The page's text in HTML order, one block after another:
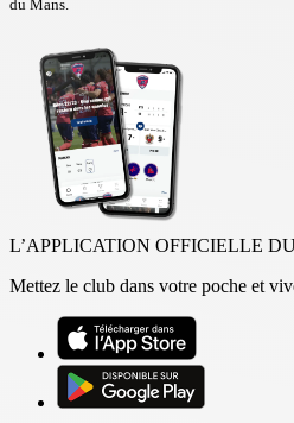
du Mans.
L’APPLICATION OFFICIELLE
Mettez le club dans votre poche et